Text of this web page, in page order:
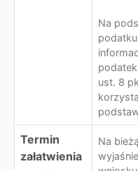
Na
ust. 8
Termin
załatwienia
Na